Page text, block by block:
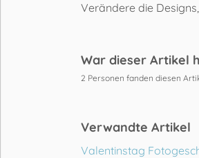
Verändere die
War dieser Artikel
2 Personen fanden diesen
Verwandte Artikel
Valentinstag